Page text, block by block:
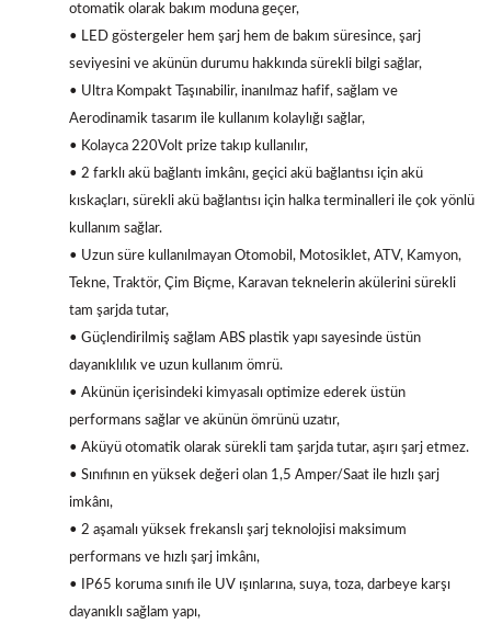
otomatik olarak bakım moduna geçer,
• LED göstergeler hem şarj hem de bakım süresince, şarj
seviyesini ve akünün durumu hakkında sürekli bilgi sağlar,
• Ultra Kompakt Taşınabilir, inanılmaz hafif, sağlam ve
Aerodinamik tasarım ile kullanım kolaylığı sağlar,
• Kolayca 220Volt prize takıp kullanılır,
• 2 farklı akü bağlantı imkânı, geçici akü bağlantısı için akü
kıskaçları, sürekli akü bağlantısı için halka terminalleri ile çok yönlü
kullanım sağlar.
• Uzun süre kullanılmayan Otomobil, Motosiklet, ATV, Kamyon,
Tekne, Traktör, Çim Biçme, Karavan teknelerin akülerini sürekli
tam şarjda tutar,
• Güçlendirilmiş sağlam ABS plastik yapı sayesinde üstün
dayanıklılık ve uzun kullanım ömrü.
• Akünün içerisindeki kimyasalı optimize ederek üstün
performans sağlar ve akünün ömrünü uzatır,
• Aküyü otomatik olarak sürekli tam şarjda tutar, aşırı şarj etmez.
• Sınıfının en yüksek değeri olan 1,5 Amper/Saat ile hızlı şarj
imkânı,
• 2 aşamalı yüksek frekanslı şarj teknolojisi maksimum
performans ve hızlı şarj imkânı,
• IP65 koruma sınıfı ile UV ışınlarına, suya, toza, darbeye karşı
dayanıklı sağlam yapı,